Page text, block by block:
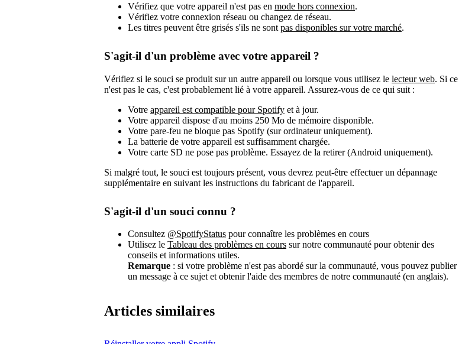
Vérifiez que votre appareil n'est pas en mode hors connexion.
Vérifiez votre connexion réseau ou changez de réseau.
Les titres peuvent être grisés s'ils ne sont pas disponibles sur votre marché.
S'agit-il d'un problème avec votre appareil ?
Vérifiez si le souci se produit sur un autre appareil ou lorsque vous utilisez le lecteur web. Si ce
n'est pas le cas, c'est probablement lié à votre appareil. Assurez-vous de ce qui suit :
Votre appareil est compatible pour Spotify et à jour.
Votre appareil dispose d'au moins 250 Mo de mémoire disponible.
Votre pare-feu ne bloque pas Spotify (sur ordinateur uniquement).
La batterie de votre appareil est suffisamment chargée.
Votre carte SD ne pose pas problème. Essayez de la retirer (Android uniquement).
Si malgré tout, le souci est toujours présent, vous devrez peut-être effectuer un dépannage
supplémentaire en suivant les instructions du fabricant de l'appareil.
S'agit-il d'un souci connu ?
Consultez @SpotifyStatus pour connaître les problèmes en cours
Utilisez le Tableau des problèmes en cours sur notre communauté pour obtenir des
conseils et informations utiles.
Remarque : si votre problème n'est pas abordé sur la communauté, vous pouvez publier
un message à ce sujet et obtenir l'aide des membres de notre communauté (en anglais).
Articles similaires